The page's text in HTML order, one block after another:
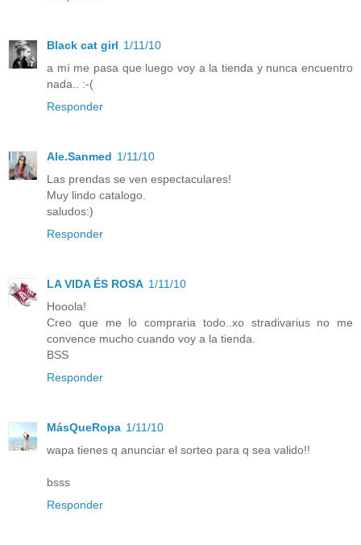
Black cat girl 1/11/10
a mí me pasa que luego voy a la tienda y nunca encuentro
nada.. :-(
Responder
Ale.Sanmed 1/11/10
Las prendas se ven espectaculares!
Muy lindo catalogo.
saludos:)
Responder
LA VIDA ÉS ROSA 1/11/10
Hooola!
Creo que me lo compraria todo..xo stradivarius no me
convence mucho cuando voy a la tienda.
BSS
Responder
MásQueRopa 1/11/10
wapa tienes q anunciar el sorteo para q sea valido!!
bsss
Responder